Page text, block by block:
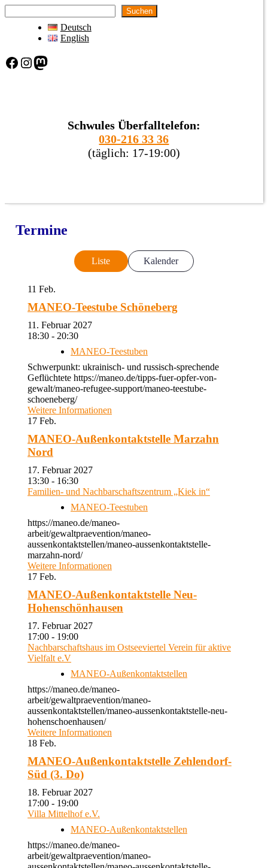
Suchen
Deutsch
English
Facebook Instagram Mastodon
Schwules Überfalltelefon:
030-216 33 36
(täglich: 17-19:00)
Termine
Liste Kalender
11 Feb.
MANEO-Teestube Schöneberg
11. Februar 2027
18:30 - 20:30
MANEO-Teestuben
Schwerpunkt: ukrainisch- und russisch-sprechende
Geflüchtete https://maneo.de/tipps-fuer-opfer-von-
gewalt/maneo-refugee-support/maneo-teestube-
schoeneberg/
Weitere Informationen
17 Feb.
MANEO-Außenkontaktstelle Marzahn
Nord
17. Februar 2027
13:30 - 16:30
Familien- und Nachbarschaftszentrum „Kiek in“
MANEO-Teestuben
https://maneo.de/maneo-
arbeit/gewaltpraevention/maneo-
aussenkontaktstellen/maneo-aussenkontaktstelle-
marzahn-nord/
Weitere Informationen
17 Feb.
MANEO-Außenkontaktstelle Neu-
Hohenschönhausen
17. Februar 2027
17:00 - 19:00
Nachbarschaftshaus im Ostseeviertel Verein für aktive
Vielfalt e.V
MANEO-Außenkontaktstellen
https://maneo.de/maneo-
arbeit/gewaltpraevention/maneo-
aussenkontaktstellen/maneo-aussenkontaktstelle-neu-
hohenschoenhausen/
Weitere Informationen
18 Feb.
MANEO-Außenkontaktstelle Zehlendorf-
Süd (3. Do)
18. Februar 2027
17:00 - 19:00
Villa Mittelhof e.V.
MANEO-Außenkontaktstellen
https://maneo.de/maneo-
arbeit/gewaltpraevention/maneo-